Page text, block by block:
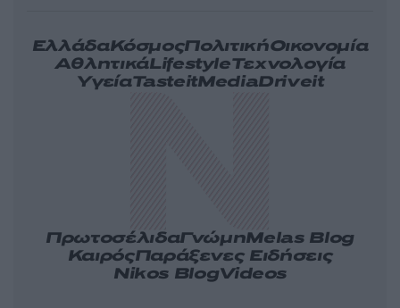
ΕλλάδαΚόσμοςΠολιτικήΟικονομία
ΑθλητικάLifestyleΤεχνολογία
ΥγείαTasteitMediaDriveit
ΠρωτοσέλιδαΓνώμηMelas Blog
ΚαιρόςΠαράξενες Ειδήσεις
Nikos BlogVideos